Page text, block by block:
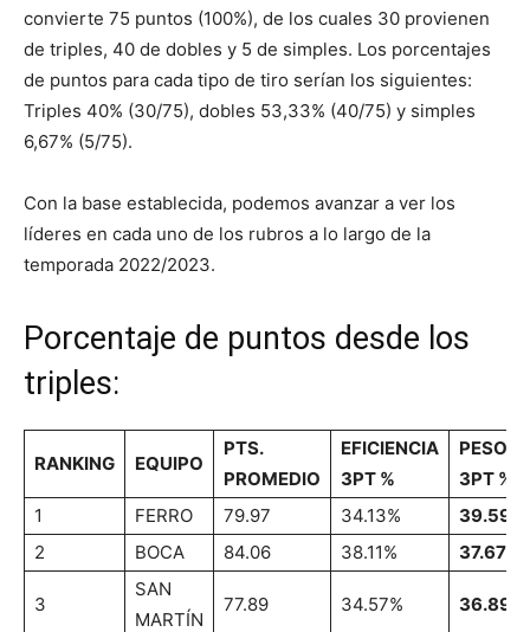
convierte 75 puntos (100%), de los cuales 30 provienen
de triples, 40 de dobles y 5 de simples. Los porcentajes
de puntos para cada tipo de tiro serían los siguientes:
Triples 40% (30/75), dobles 53,33% (40/75) y simples
6,67% (5/75).
Con la base establecida, podemos avanzar a ver los
líderes en cada uno de los rubros a lo largo de la
temporada 2022/2023.
Porcentaje de puntos desde los
triples:
RANKING EQUIPO
PTS.
PROMEDIO
EFICIENCIA
3PT %
PESO
3PT %
1
FERRO 79.97 34.13%
39.59%
2
BOCA 84.06 38.11% 37.67%
3
SAN
MARTÍN
77.89 34.57% 36.89%